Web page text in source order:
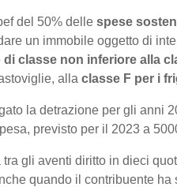
del 50% delle spese
un immobile oggetto di
di classe non inferiore alla
alla classe F per i
la detrazione per gli anni
previsto per il 2023 a
gli aventi diritto in dieci
quando il contribuente